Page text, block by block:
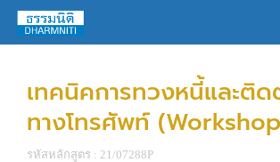
เทคนิคการทวงหนี้และติ
ทางโทรศัพท์
รหัสหลักสูตร : 21/07288P